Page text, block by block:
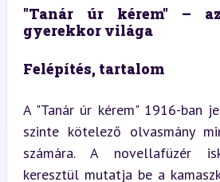
"Tanár úr kérem" –
gyerekkor világa
Felépítés, tartalom
A "Tanár úr kérem" 1916-ban
szinte kötelező olvasmány
számára. A novellafüzér
keresztül mutatja be a